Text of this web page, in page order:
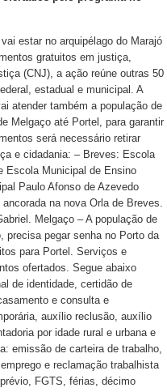
estar no arquipélago do Marajó
gratuitos em justiça,
(CNJ), a ação reúne outras 50
estadual e municipal. A
atender também a população de
Melgaço até Portel, para garantir
será necessário retirar
e cidadania: – Breves: Escola
Escola Municipal de Ensino
Paulo Afonso de Azevedo
na nova Orla de Breves.
Melgaço – A população de
precisa pegar senha no Porto da
para Portel. Serviços e
ofertados. Segue abaixo
de identidade, certidão de
e consulta e
auxílio reclusão, auxílio
por idade rural e urbana e
emissão de carteira de trabalho,
e reclamação trabalhista
FGTS, férias, décimo